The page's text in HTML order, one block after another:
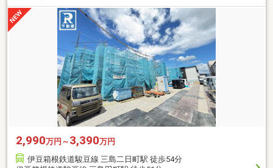
2,990万円～ 3,390万円
伊豆箱根鉄道駿豆線 三島二日町駅 徒歩54分